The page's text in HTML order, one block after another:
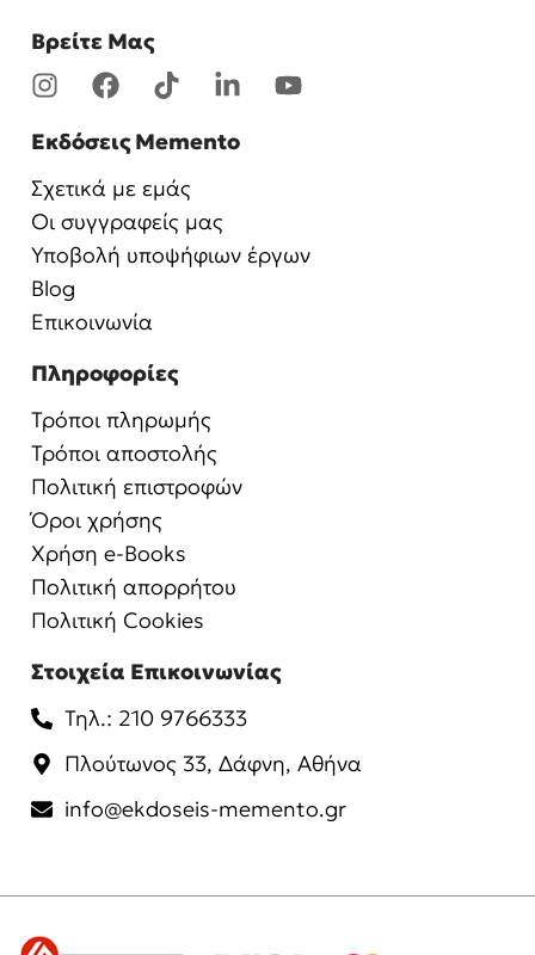
Βρείτε Μας
Εκδόσεις Memento
Σχετικά με εμάς
Οι συγγραφείς μας
Υποβολή υποψήφιων έργων
Blog
Επικοινωνία
Πληροφορίες
Τρόποι πληρωμής
Τρόποι αποστολής
Πολιτική επιστροφών
Όροι χρήσης
Χρήση e-Books
Πολιτική απορρήτου
Πολιτική Cookies
Στοιχεία Επικοινωνίας
Τηλ.: 210 9766333
Πλούτωνος 33, Δάφνη, Αθήνα
info@ekdoseis-memento.gr